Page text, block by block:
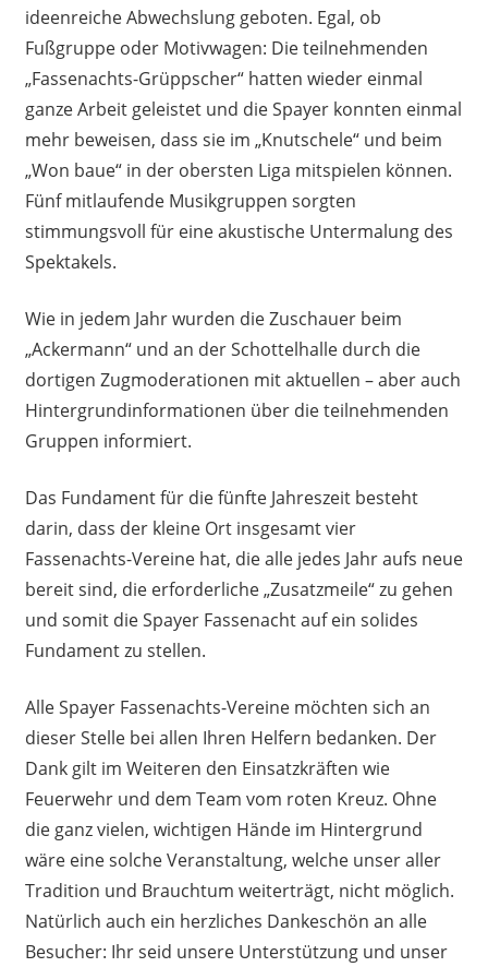
ideenreiche Abwechslung geboten. Egal, ob
Fußgruppe oder Motivwagen: Die teilnehmenden
„Fassenachts-Grüppscher“ hatten wieder einmal
ganze Arbeit geleistet und die Spayer konnten einmal
mehr beweisen, dass sie im „Knutschele“ und beim
„Won baue“ in der obersten Liga mitspielen können.
Fünf mitlaufende Musikgruppen sorgten
stimmungsvoll für eine akustische Untermalung des
Spektakels.
Wie in jedem Jahr wurden die Zuschauer beim
„Ackermann“ und an der Schottelhalle durch die
dortigen Zugmoderationen mit aktuellen – aber auch
Hintergrundinformationen über die teilnehmenden
Gruppen informiert.
Das Fundament für die fünfte Jahreszeit besteht
darin, dass der kleine Ort insgesamt vier
Fassenachts-Vereine hat, die alle jedes Jahr aufs neue
bereit sind, die erforderliche „Zusatzmeile“ zu gehen
und somit die Spayer Fassenacht auf ein solides
Fundament zu stellen.
Alle Spayer Fassenachts-Vereine möchten sich an
dieser Stelle bei allen Ihren Helfern bedanken. Der
Dank gilt im Weiteren den Einsatzkräften wie
Feuerwehr und dem Team vom roten Kreuz. Ohne
die ganz vielen, wichtigen Hände im Hintergrund
wäre eine solche Veranstaltung, welche unser aller
Tradition und Brauchtum weiterträgt, nicht möglich.
Natürlich auch ein herzliches Dankeschön an alle
Besucher: Ihr seid unsere Unterstützung und unser